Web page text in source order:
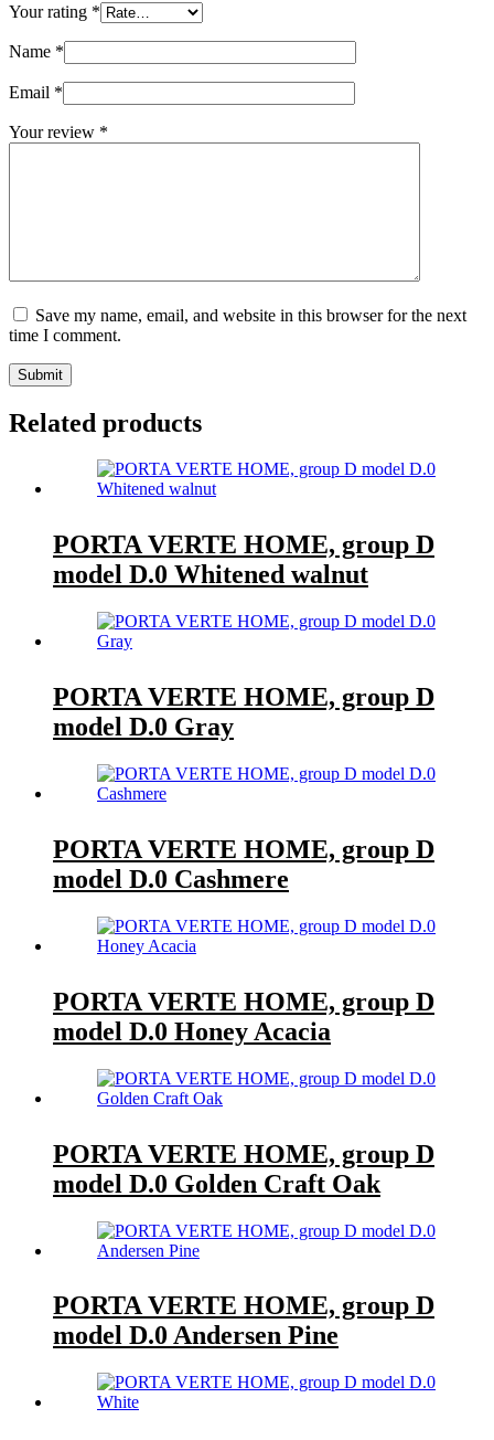
Your rating *
Name *
Email *
Your review *
Save my name, email, and website in this browser for the next
time I comment.
Submit
Related products
PORTA VERTE HOME, group D
model D.0 Whitened walnut
PORTA VERTE HOME, group D
model D.0 Gray
PORTA VERTE HOME, group D
model D.0 Cashmere
PORTA VERTE HOME, group D
model D.0 Honey Acacia
PORTA VERTE HOME, group D
model D.0 Golden Craft Oak
PORTA VERTE HOME, group D
model D.0 Andersen Pine